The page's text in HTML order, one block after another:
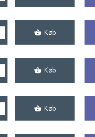
Køb
Køb
Køb